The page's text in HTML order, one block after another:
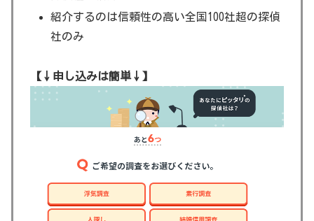
紹介するのは信頼性の高い全国100社超の探偵
社のみ
【↓申し込みは簡単↓】